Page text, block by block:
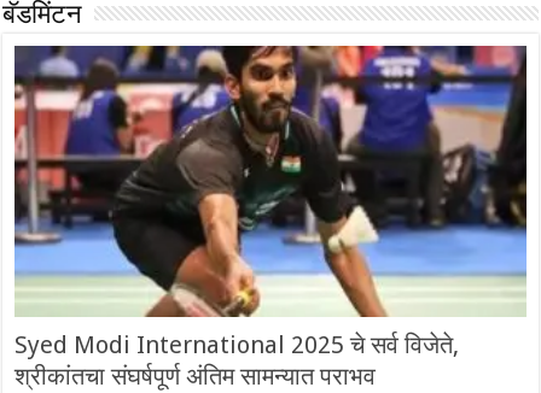
बॅडमिंटन
Syed Modi International 2025 चे सर्व विजेते,
श्रीकांतचा संघर्षपूर्ण अंतिम सामन्यात पराभव